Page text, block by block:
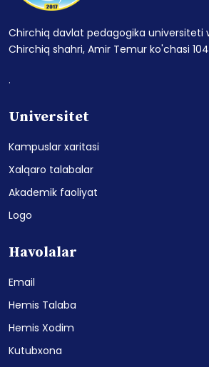
Chirchiq davlat pedagogika universiteti
Chirchiq shahri, Amir Temur ko'chasi
.
Universitet
Kampuslar xaritasi
Xalqaro talabalar
Akademik faoliyat
Logo
Havolalar
Email
Hemis Talaba
Hemis Xodim
Kutubxona